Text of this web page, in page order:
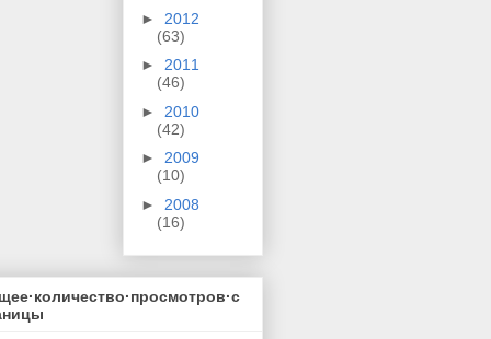
► 2012
(63)
► 2011
(46)
► 2010
(42)
► 2009
(10)
► 2008
(16)